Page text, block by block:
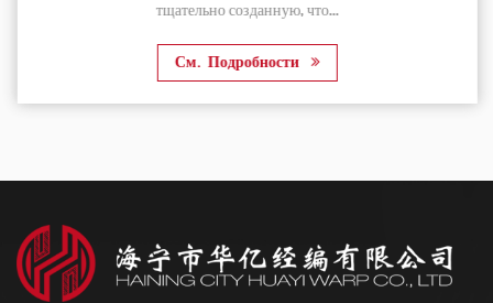
тщательно созданную, что...
См. Подробности